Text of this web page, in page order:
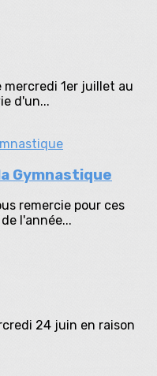
mercredi 1er juillet au
d'un...
Gymnastique
remercie pour ces
l'année...
24 juin en raison